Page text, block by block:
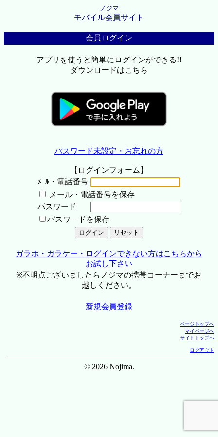
ノジマ
モバイル会員サイト
会員ログイン
アプリを使うと簡単にログインができる!!
ダウンロードはこちら
パスワード未設定・お忘れの方
【ログインフォーム】
ﾒｰﾙ・電話番号
メール・電話番号を保存
パスワード
パスワードを保存
ガラホ・ガラケー・ログインできない方はこちらから
お試し下さい
※不明点ございましたらノジマの携帯コーナーまでお
越しください。
新規会員登録
ページトップへ
マイページへ
サイトトップへ
ログアウト
© 2026 Nojima.